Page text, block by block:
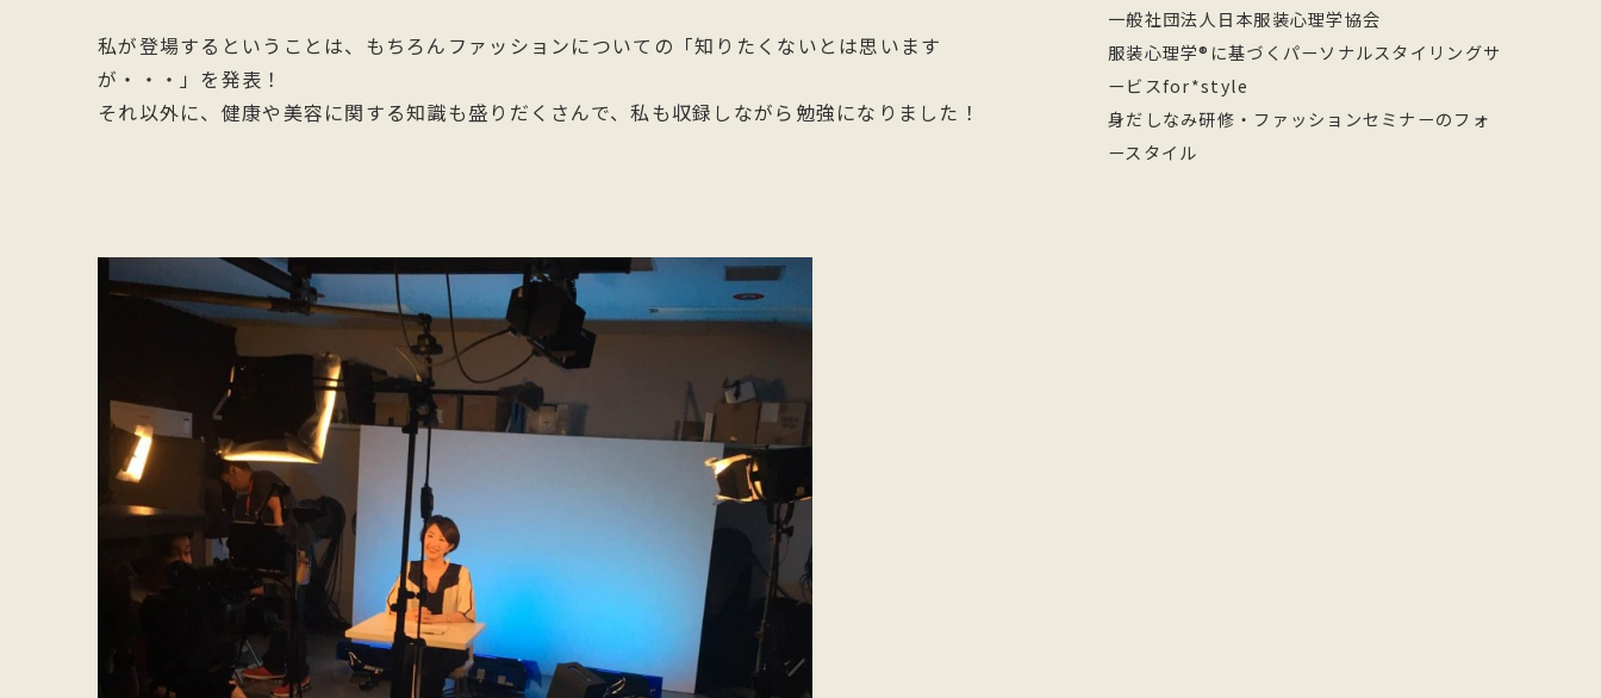
私が登場するということは、もちろんファッションについての「知りたくないとは思います
が・・・」を発表！
それ以外に、健康や美容に関する知識も盛りだくさんで、私も収録しながら勉強になりました！
ブ
一般社団法人日本服装心理学協会
服装心理学®に基づくパーソナルスタイリングサ
ービスfor*style
身だしなみ研修・ファッションセミナーのフォ
ースタイル